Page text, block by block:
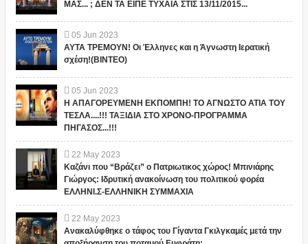
ΜΑΣ... ; ΔΕΝ ΤΑ ΕΙΠΕ ΤΥΧΑΙΑ ΣΤΙΣ 13/11/2015...
05 Jun 2023
ΑΥΤΑ ΤΡΕΜΟΥΝ! Οι Έλληνες και η Άγνωστη Ιερατική
σχέση!(ΒΙΝΤΕΟ)
05 Jun 2023
Η ΑΠΑΓΟΡΕΥΜΕΝΗ ΕΚΠΟΜΠΗ! ΤΟ ΑΓΝΩΣΤΟ ΑΤΙΑ ΤΟΥ
ΤΕΣΛΑ....!!! ΤΑΞΙΔΙΑ ΣΤΟ ΧΡΟΝΟ-ΠΡΟΓΡΑΜΜΑ
ΠΗΓΑΣΟΣ...!!!
22 May 2023
Καζάνι που “Βράζει” ο Πατριωτικος χώρος! Μπινιάρης
Γιώργος: Ιδρυτική ανακοίνωση του πολιτικού φορέα
ΕΛΛΗΝΙ.Σ-ΕΛΛΗΝΙΚΗ ΣΥΜΜΑΧΙΑ
22 May 2023
Ανακαλύφθηκε ο τάφος του Γίγαντα Γκιλγκαμές μετά την